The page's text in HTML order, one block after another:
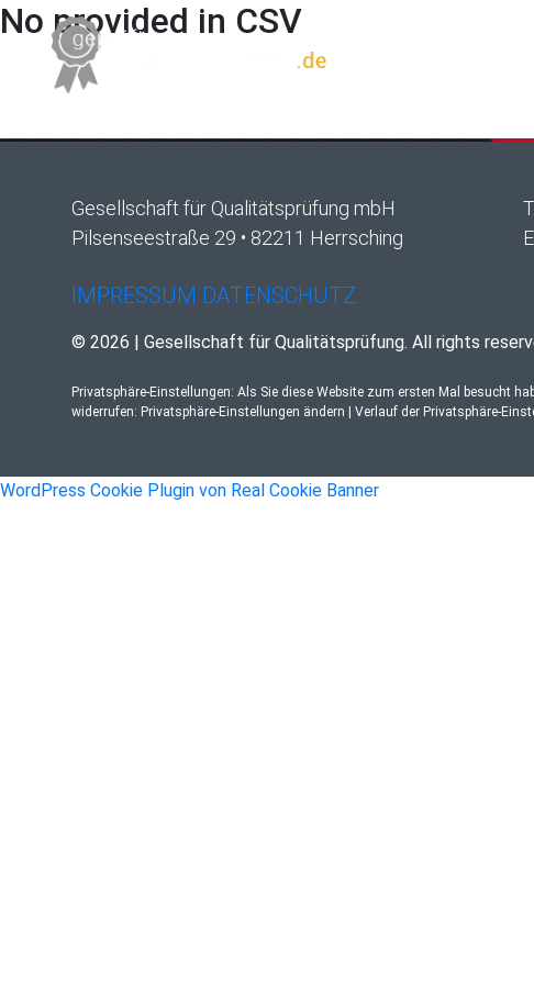
No provided in CSV
Gesellschaft für Qualitätsprüfung mbH
Pilsenseestraße 29 • 82211 Herrsching
IMPRESSUM DATENSCHUTZ
© 2026 | Gesellschaft für Qualitätsprüfung. All rights
Privatsphäre-Einstellungen: Als Sie diese Website zum ersten Mal besucht
widerrufen: Privatsphäre-Einstellungen ändern | Verlauf der Privatsphäre-
WordPress Cookie Plugin von Real Cookie Banner